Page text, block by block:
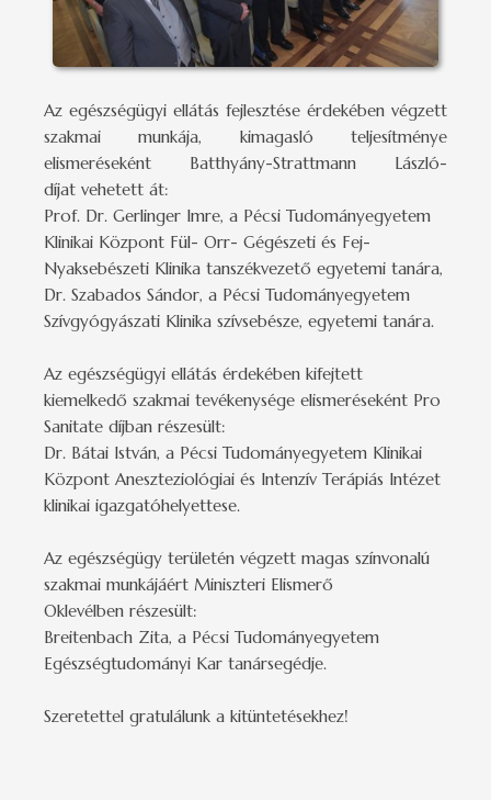
Az egészségügyi ellátás fejlesztése érdekében végzett
szakmai munkája, kimagasló teljesítménye
elismeréseként Batthyány-Strattmann László-
díjat vehetett át:
Prof. Dr. Gerlinger Imre, a Pécsi Tudományegyetem
Klinikai Központ Fül- Orr- Gégészeti és Fej-
Nyaksebészeti Klinika tanszékvezető egyetemi tanára,
Dr. Szabados Sándor, a Pécsi Tudományegyetem
Szívgyógyászati Klinika szívsebésze, egyetemi tanára.
Az egészségügyi ellátás érdekében kifejtett
kiemelkedő szakmai tevékenysége elismeréseként Pro
Sanitate díjban részesült:
Dr. Bátai István, a Pécsi Tudományegyetem Klinikai
Központ Aneszteziológiai és Intenzív Terápiás Intézet
klinikai igazgatóhelyettese.
Az egészségügy területén végzett magas színvonalú
szakmai munkájáért Miniszteri Elismerő
Oklevélben részesült:
Breitenbach Zita, a Pécsi Tudományegyetem
Egészségtudományi Kar tanársegédje.
Szeretettel gratulálunk a kitüntetésekhez!